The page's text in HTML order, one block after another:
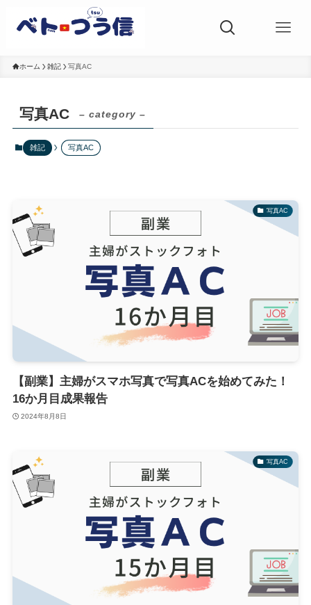
ホーム 雑記 写真AC
写真AC – category –
雑記 写真AC
写真AC
【副業】主婦がスマホ写真で写真ACを始めてみた！
16か月目成果報告
2024年8月8日
写真AC